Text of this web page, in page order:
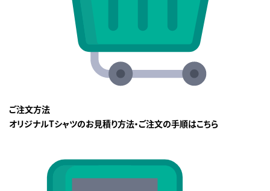
ご注文方法
オリジナルTシャツのお見積り方法・ご注文の手順はこちら